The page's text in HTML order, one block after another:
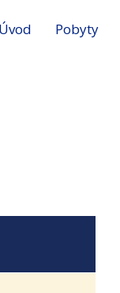
Úvod Pobyty